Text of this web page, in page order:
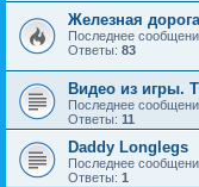
Железная
Последнее
Ответы: 83
Видео из игры.
Последнее
Ответы: 11
Daddy Longlegs
Последнее
Ответы: 1